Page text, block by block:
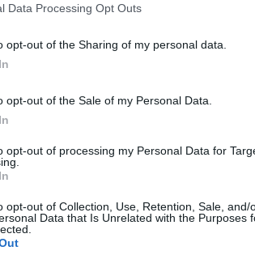
Data Processing Opt Outs
opt-out of the Sharing of my personal data.
opt-out of the Sale of my Personal Data.
opt-out of processing my Personal Data for
opt-out of Collection, Use, Retention, Sale, and/
Data that Is Unrelated with the Purposes
επιτάχυνσής του σημειώθηκε στην πίστα
του Arad, στη δυτική Ρουμανία, με οδηγό